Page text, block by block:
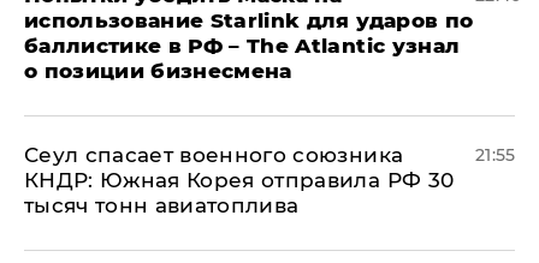
использование Starlink для ударов по
баллистике в РФ – The Atlantic узнал
о позиции бизнесмена
​Сеул спасает военного союзника
КНДР: Южная Корея отправила РФ 30
тысяч тонн авиатоплива
21:55